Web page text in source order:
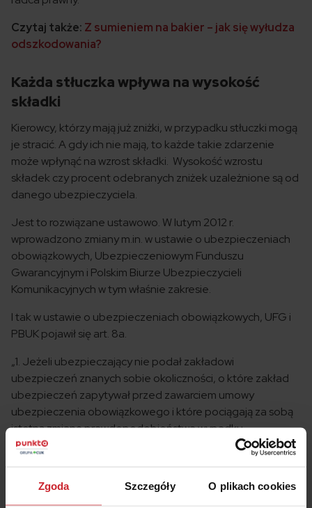
Zgoda Szczegóły O plikach cookies
Czytaj także: Z sumieniem na bakier – jak się wyłudza
odszkodowania?
Każda stłuczka wpływa na wysokość
składki
Kierowcy, którzy mają już zniżki, w przypadku stłuczki mogą
je stracić. A gdy ich nie mają, to każde takie zdarzenie
może wpłynąć na wzrost składki. Wysokość wzrostu
składek czy procent odebranych zniżek uzależnione są od
danego ubezpieczyciela.
Jest to rozwiązane ustawowo. W lutym 2012 r.
wprowadzono zmiany m.in. w ustawie o ubezpieczeniach
obowiązkowych, Ubezpieczeniowym Funduszu
Gwarancyjnym i Polskim Biurze Ubezpieczycieli
Komunikacyjnych w tym właśnie zakresie.
I tak w ustawie o ubezpieczeniach obowiązkowych, UFG i
PBUK pojawił się art. 8a.
„1. Jeżeli ubezpieczający nie podał zakładowi
ubezpieczeń znanych sobie okoliczności, o które zakład
ubezpieczeń zapytywał przed zawarciem umowy
ubezpieczenia obowiązkowego i które pociągają za sobą
istotną zmianę prawdopodobieństwa wypadku
ubezpieczeniowego,
zakład ubezpieczeń ma prawo
ubezpieczeniowej z uwzględnieniem zwiększenia
prawdopodobieństwa wypadku ubezpieczeniowego